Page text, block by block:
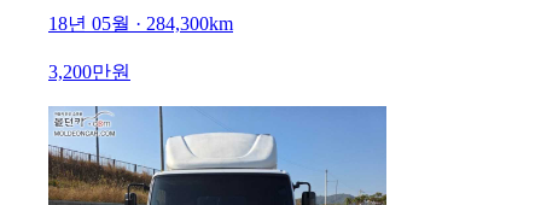
18년 05월 · 284,300km
3,200만원